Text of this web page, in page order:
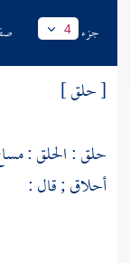
جزء 4
[ حلق ]
حلق : الحلق :
أحلاق ; قال :